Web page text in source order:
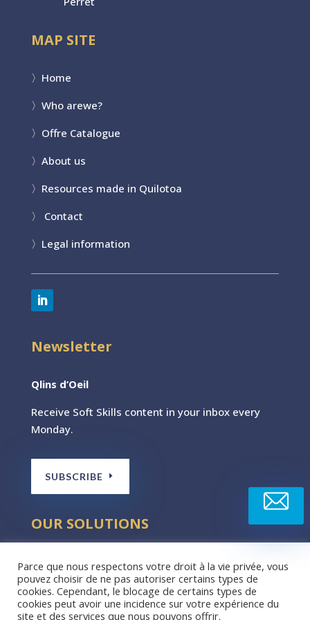
MAP SITE
〉 Home
〉Who arewe?
〉 Offre Catalogue
〉 About us
〉 Resources made in Quilotoa
〉 Contact
〉 Legal information
Newsletter
Qlins d’Oeil
Receive Soft Skills content in your inbox every
Monday.
SUBSCRIBE
OUR SOLUTIONS
Boost®Program
Manager+® program
Relational agility® workshop
Parce que nous respectons votre droit à la vie privée, vous
pouvez choisir de ne pas autoriser certains types de
cookies. Cependant, le blocage de certains types de
cookies peut avoir une incidence sur votre expérience du
site et des services que nous pouvons offrir.